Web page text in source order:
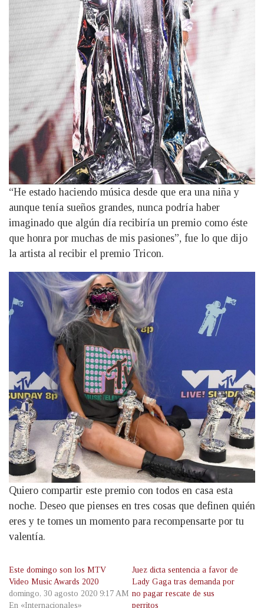
“He estado haciendo música desde que era una niña y
aunque tenía sueños grandes, nunca podría haber
imaginado que algún día recibiría un premio como éste
que honra por muchas de mis pasiones”, fue lo que dijo
la artista al recibir el premio Tricon.
Quiero compartir este premio con todos en casa esta
noche. Deseo que pienses en tres cosas que definen quién
eres y te tomes un momento para recompensarte por tu
valentía.
Este domingo son los MTV
Video Music Awards 2020
domingo, 30 agosto 2020 9:17 AM
En «Internacionales»
Juez dicta sentencia a favor de
Lady Gaga tras demanda por
no pagar rescate de sus
perritos